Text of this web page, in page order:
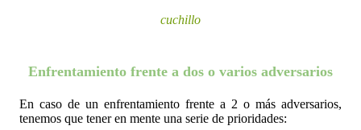
cuchillo
Enfrentamiento frente a dos o varios adversarios
En caso de un enfrentamiento frente a 2 o más adversarios,
tenemos que tener en mente una serie de prioridades: